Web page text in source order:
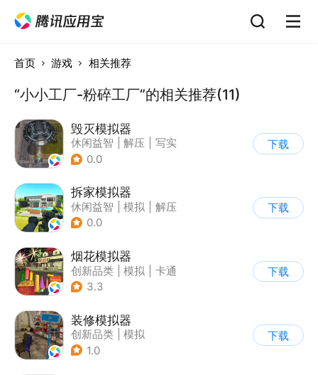
首页 游戏 相关推荐
“小小工厂-粉碎工厂”的相关推荐(11)
毁灭模拟器
休闲益智 解压
写实
0.0
下载
拆家模拟器
休闲益智 模拟
解压
| 写实
0.0
下载
烟花模拟器
创新品类 模拟
卡通
| 休闲益智
3.3
下载
装修模拟器
创新品类
模拟
| 女性向
1.0
下载